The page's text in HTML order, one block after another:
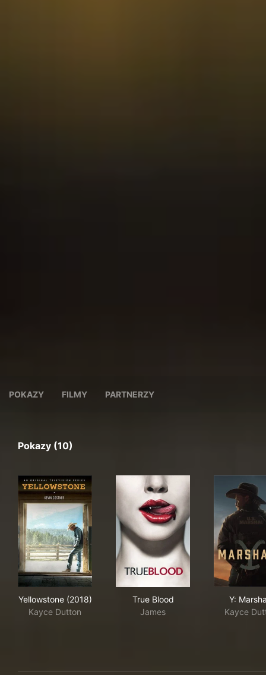
POKAZY FILMY PARTNERZY
Pokazy (10)
Yellowstone (2018)
Kayce Dutton
True Blood
James
Y:
Kayce